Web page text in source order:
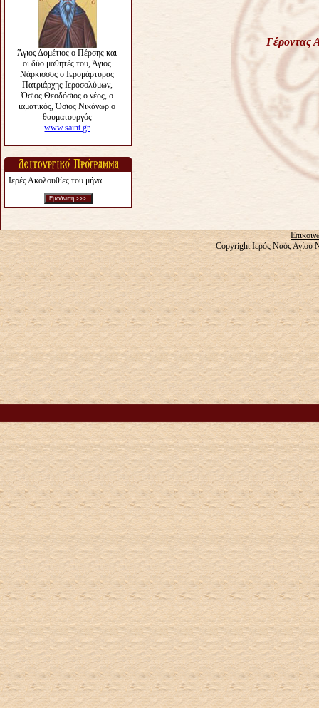
Ιερές Ακολουθίες του μήνα
Γέροντας
Copyright Ιερός Ναός Αγίου